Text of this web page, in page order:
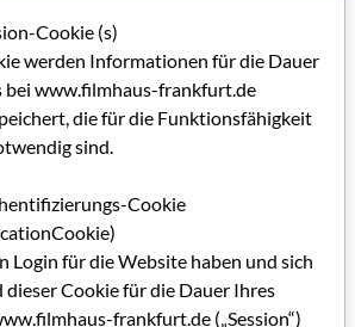
Cookie (s)
werden Informationen für die Dauer
bei www.filmhaus-frankfurt.de
die für die Funktionsfähigkeit
sind.
Cookie
Login für die Website haben und sich
dieser Cookie für die Dauer Ihres
frankfurt.de („Session“)